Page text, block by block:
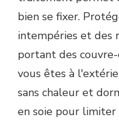
bien se fixer.
intempéries et des
portant des
vous êtes à
sans chaleur et
en soie pour